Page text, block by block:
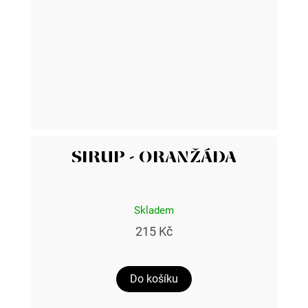
SIRUP - ORANŽÁDA
Skladem
215 Kč
Do košíku